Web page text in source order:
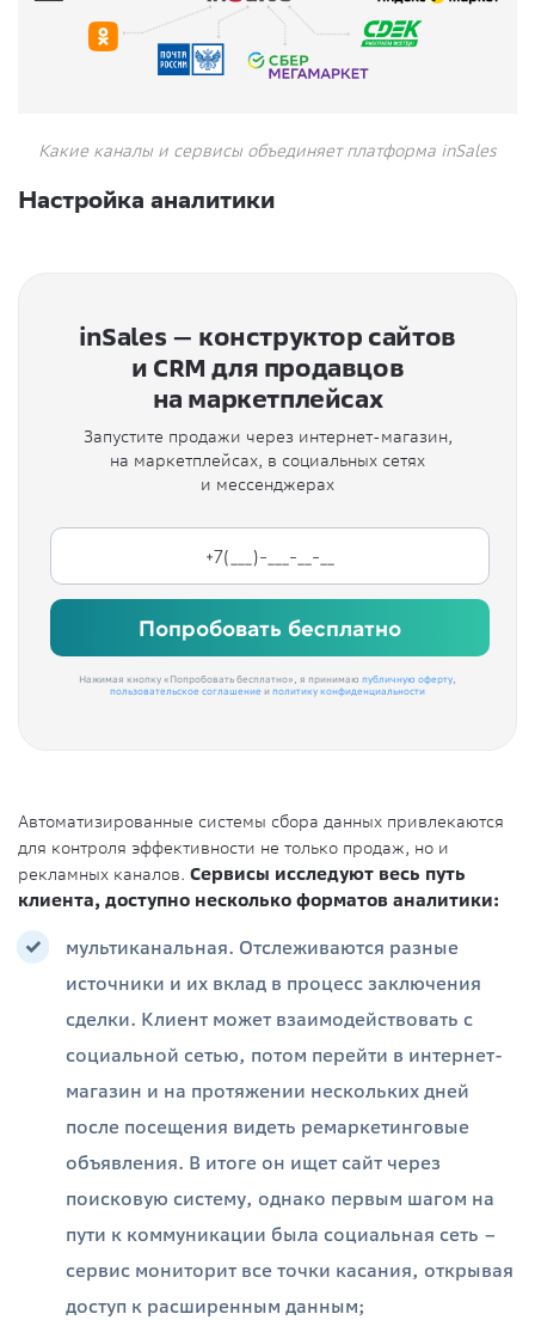
Какие каналы и сервисы объединяет платформа inSales
Настройка аналитики
inSales — конструктор сайтов
и CRM для продавцов
на маркетплейсах
Запустите продажи через интернет-магазин,
на маркетплейсах, в социальных сетях
и мессенджерах
Попробовать бесплатно
Нажимая кнопку «Попробовать бесплатно», я принимаю публичную оферту
пользовательское соглашение и политику конфиденциальности
Автоматизированные системы сбора данных привлекаются
для контроля эффективности не только продаж, но и
рекламных каналов. Сервисы исследуют весь путь
клиента, доступно несколько форматов аналитики:
мультиканальная. Отслеживаются разные
источники и их вклад в процесс заключения
сделки. Клиент может взаимодействовать с
социальной сетью, потом перейти в интернет-
магазин и на протяжении нескольких дней
после посещения видеть ремаркетинговые
объявления. В итоге он ищет сайт через
поисковую систему, однако первым шагом на
пути к коммуникации была социальная сеть –
сервис мониторит все точки касания, открывая
доступ к расширенным данным;